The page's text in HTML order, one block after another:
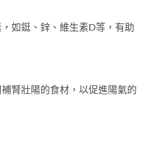
如鋌、鋅、維生素D等，有助
腎壯陽的食材，以促進陽氣的